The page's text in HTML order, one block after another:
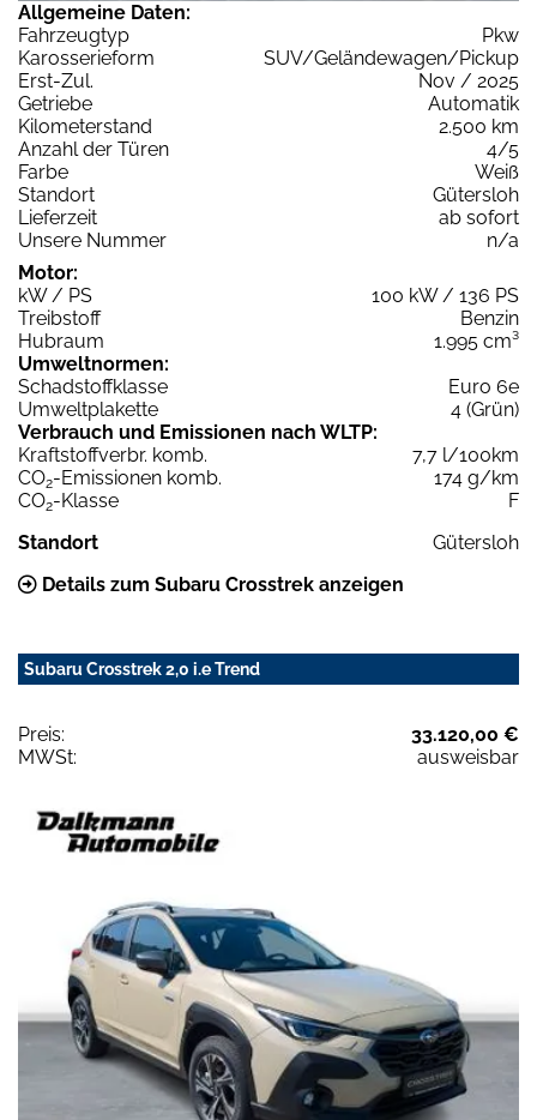
Allgemeine Daten:
Fahrzeugtyp
Pkw
Karosserieform
SUV/Geländewagen/Pickup
Erst-Zul.
Nov / 2025
Getriebe
Automatik
Kilometerstand
2.500 km
Anzahl der Türen
4/5
Farbe
Weiß
Standort
Gütersloh
Lieferzeit
ab sofort
Unsere Nummer
n/a
Motor:
kW / PS
100 kW / 136 PS
Treibstoff
Benzin
Hubraum
1.995 cm³
Umweltnormen:
Schadstoffklasse
Euro 6e
Umweltplakette
4 (Grün)
Verbrauch und Emissionen nach WLTP:
Kraftstoffverbr. komb.
7,7 l/100km
CO2-Emissionen komb.
174 g/km
CO2-Klasse
F
Standort
Gütersloh
Details zum Subaru Crosstrek anzeigen
Subaru Crosstrek 2,0 i.e Trend
Preis:
33.120,00 €
MWSt:
ausweisbar